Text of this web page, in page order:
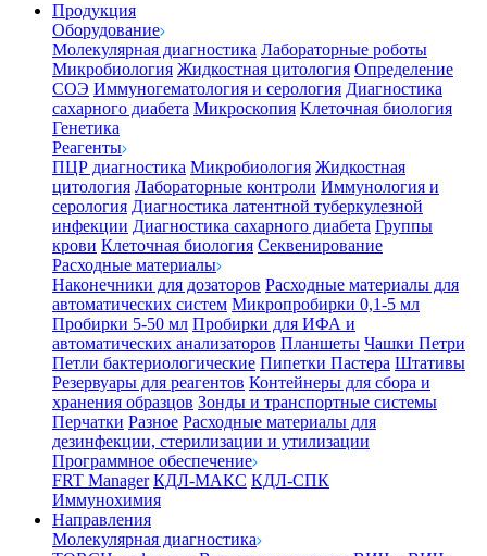
Продукция
Оборудование
Молекулярная диагностика Лабораторные роботы
Микробиология Жидкостная цитология Определение
СОЭ Иммуногематология и серология Диагностика
сахарного диабета Микроскопия Клеточная биология
Генетика
Реагенты
ПЦР диагностика Микробиология Жидкостная
цитология Лабораторные контроли Иммунология и
серология Диагностика латентной туберкулезной
инфекции Диагностика сахарного диабета Группы
крови Клеточная биология Секвенирование
Расходные материалы
Наконечники для дозаторов Расходные материалы для
автоматических систем Микропробирки 0,1-5 мл
Пробирки 5-50 мл Пробирки для ИФА и
автоматических анализаторов Планшеты Чашки Петри
Петли бактериологические Пипетки Пастера Штативы
Резервуары для реагентов Контейнеры для сбора и
хранения образцов Зонды и транспортные системы
Перчатки Разное Расходные материалы для
дезинфекции, стерилизации и утилизации
Программное обеспечение
FRT Manager КДЛ-МАКС КДЛ-СПК
Иммунохимия
Направления
Молекулярная диагностика